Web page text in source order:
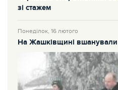
зі стажем
Понеділок, 16 лютого
На Жашківщині вшанували